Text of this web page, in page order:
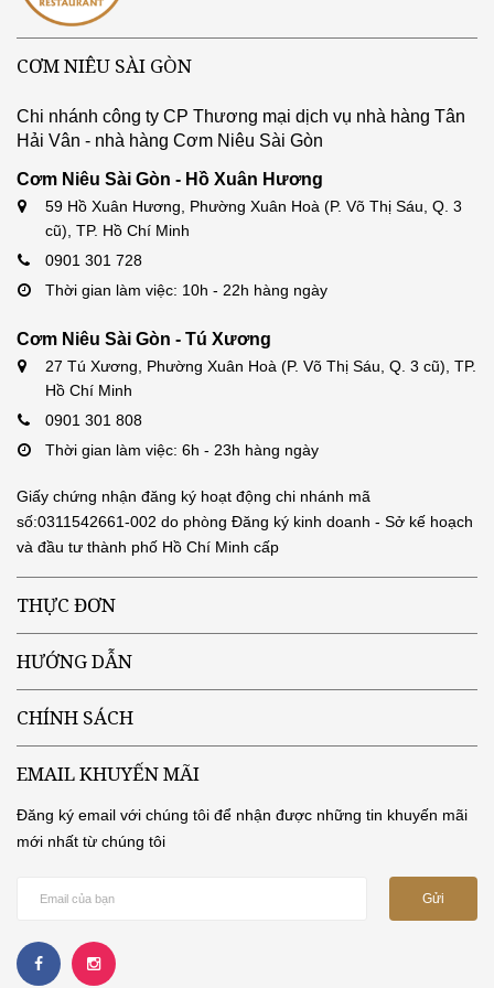
CƠM NIÊU SÀI GÒN
Chi nhánh công ty CP Thương mại dịch vụ nhà hàng Tân
Hải Vân - nhà hàng Cơm Niêu Sài Gòn
Cơm Niêu Sài Gòn - Hồ Xuân Hương
59 Hồ Xuân Hương, Phường Xuân Hoà (P. Võ Thị Sáu, Q. 3
cũ), TP. Hồ Chí Minh
0901 301 728
Thời gian làm việc: 10h - 22h hàng ngày
Cơm Niêu Sài Gòn - Tú Xương
27 Tú Xương, Phường Xuân Hoà (P. Võ Thị Sáu, Q. 3 cũ), TP.
Hồ Chí Minh
0901 301 808
Thời gian làm việc: 6h - 23h hàng ngày
Giấy chứng nhận đăng ký hoạt động chi nhánh mã
số:0311542661-002 do phòng Đăng ký kinh doanh - Sở kế hoạch
và đầu tư thành phố Hồ Chí Minh cấp
THỰC ĐƠN
HƯỚNG DẪN
CHÍNH SÁCH
EMAIL KHUYẾN MÃI
Đăng ký email với chúng tôi để nhận được những tin khuyến mãi
mới nhất từ chúng tôi
Gửi